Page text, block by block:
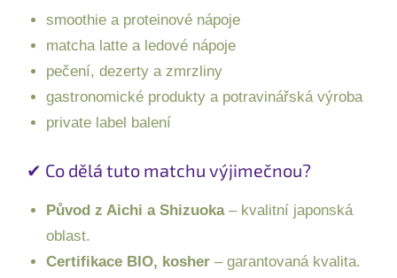
smoothie a proteinové nápoje
matcha latte a ledové nápoje
pečení, dezerty a zmrzliny
gastronomické produkty a potravinářská výroba
private label balení
✔ Co dělá tuto matchu výjimečnou?
Původ z Aichi a Shizuoka– kvalitní japonská
oblast.
Certifikace BIO, kosher – garantovaná kvalita.